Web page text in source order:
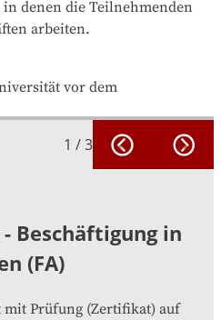
denen die Teilnehmenden
arbeiten.
Beschäftigung in
(FA)
mit Prüfung (Zertifikat) auf
1 /3